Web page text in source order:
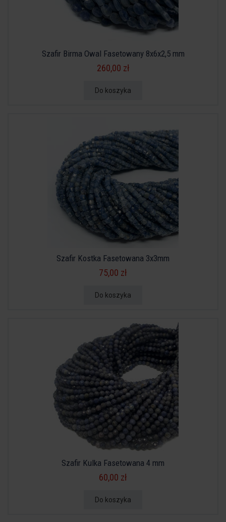
Szafir Birma Owal Fasetowany 8x6x2,5 mm
260,00 zł
Do koszyka
Szafir Kostka Fasetowana 3x3mm
75,00 zł
Do koszyka
Szafir Kulka Fasetowana 4 mm
60,00 zł
Do koszyka